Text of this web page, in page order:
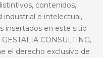
contenidos,
industrial e intelectual,
insertados en este sitio
CONSULTING,
el derecho exclusivo de